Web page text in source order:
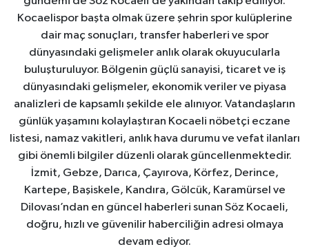
Kocaelispor başta olmak üzere şehrin spor kulüplerine
dair maç sonuçları, transfer haberleri ve spor
dünyasındaki gelişmeler anlık olarak okuyucularla
buluşturuluyor. Bölgenin güçlü sanayisi, ticaret ve iş
dünyasındaki gelişmeler, ekonomik veriler ve piyasa
analizleri de kapsamlı şekilde ele alınıyor. Vatandaşların
günlük yaşamını kolaylaştıran Kocaeli nöbetçi eczane
listesi, namaz vakitleri, anlık hava durumu ve vefat ilanları
gibi önemli bilgiler düzenli olarak güncellenmektedir.
İzmit, Gebze, Darıca, Çayırova, Körfez, Derince,
Kartepe, Başiskele, Kandıra, Gölcük, Karamürsel ve
Dilovası’ndan en güncel haberleri sunan Söz Kocaeli,
doğru, hızlı ve güvenilir haberciliğin adresi olmaya
devam ediyor.